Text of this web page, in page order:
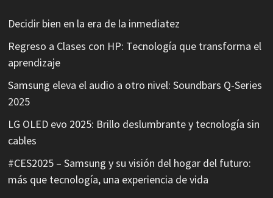
Decidir bien en la era de la inmediatez
Regreso a Clases con HP: Tecnología que transforma el
aprendizaje
Samsung eleva el audio a otro nivel: Soundbars Q-Series
2025
LG OLED evo 2025: Brillo deslumbrante y tecnología sin
cables
#CES2025 – Samsung y su visión del hogar del futuro:
más que tecnología, una experiencia de vida